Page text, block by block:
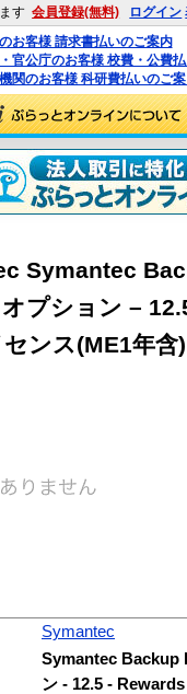
す 会員登録(無料) ログイン
お客様 請求書払いのご案内
官公庁のお客様 校費・公費
関のお客様 科研費払いのご
Symantec
プション –
ンス(ME1年
Symantec
Symantec Backup
ン - 12.5 -